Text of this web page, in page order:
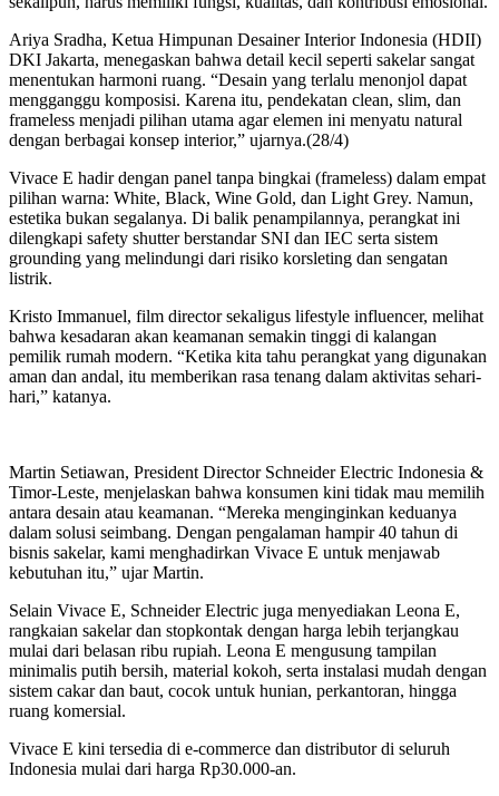
Ariya Sradha, Ketua Himpunan Desainer Interior Indonesia (HDII)
DKI Jakarta, menegaskan bahwa detail kecil seperti sakelar sangat
menentukan harmoni ruang. “Desain yang terlalu menonjol dapat
mengganggu komposisi. Karena itu, pendekatan clean, slim, dan
frameless menjadi pilihan utama agar elemen ini menyatu natural
dengan berbagai konsep interior,” ujarnya.(28/4)
Vivace E hadir dengan panel tanpa bingkai (frameless) dalam empat
pilihan warna: White, Black, Wine Gold, dan Light Grey. Namun,
estetika bukan segalanya. Di balik penampilannya, perangkat ini
dilengkapi safety shutter berstandar SNI dan IEC serta sistem
grounding yang melindungi dari risiko korsleting dan sengatan
listrik.
Kristo Immanuel, film director sekaligus lifestyle influencer, melihat
bahwa kesadaran akan keamanan semakin tinggi di kalangan
pemilik rumah modern. “Ketika kita tahu perangkat yang digunakan
aman dan andal, itu memberikan rasa tenang dalam aktivitas sehari-
hari,” katanya.
Martin Setiawan, President Director Schneider Electric Indonesia &
Timor-Leste, menjelaskan bahwa konsumen kini tidak mau memilih
antara desain atau keamanan. “Mereka menginginkan keduanya
dalam solusi seimbang. Dengan pengalaman hampir 40 tahun di
bisnis sakelar, kami menghadirkan Vivace E untuk menjawab
kebutuhan itu,” ujar Martin.
Selain Vivace E, Schneider Electric juga menyediakan Leona E,
rangkaian sakelar dan stopkontak dengan harga lebih terjangkau
mulai dari belasan ribu rupiah. Leona E mengusung tampilan
minimalis putih bersih, material kokoh, serta instalasi mudah dengan
sistem cakar dan baut, cocok untuk hunian, perkantoran, hingga
ruang komersial.
Vivace E kini tersedia di e-commerce dan distributor di seluruh
Indonesia mulai dari harga Rp30.000-an.